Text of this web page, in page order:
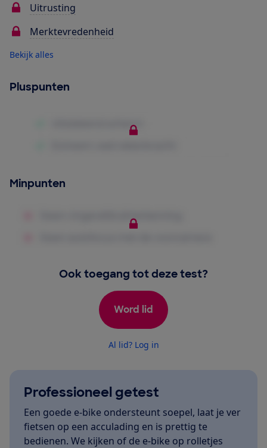
Uitrusting
Merktevredenheid
Bekijk alles
Pluspunten
Minpunten
Ook toegang tot deze test?
Word lid
Al lid? Log in
Professioneel getest
Een goede e-bike ondersteunt soepel, laat je ver
fietsen op een acculading en is prettig te
bedienen. We kijken of de e-bike op rolletjes